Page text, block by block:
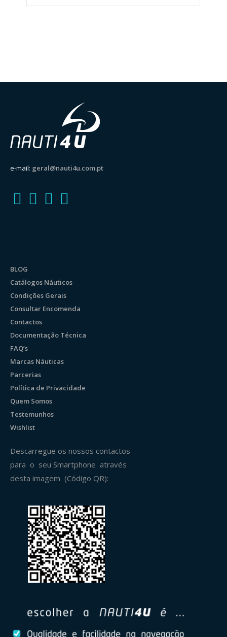
e-mail: geral@nauti4u.com.pt
BLOG
Catálogos Náuticos
Condições Gerais
Consultar Encomenda
Contactos
Documentação Técnica
FAQ’s
Marcas Náuticas
Parcerias
Política de Privacidade
Quem Somos
Testemunhos
Wishlist
Descarregue os nossos contactos
para o seu Smartphone através
desta imagem (Código QR):